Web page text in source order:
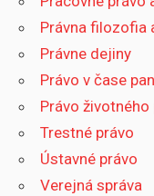
Právna filozofia
Právne dejiny
Právo v čase
Právo
Trestné právo
Ústavné právo
Verejná správa